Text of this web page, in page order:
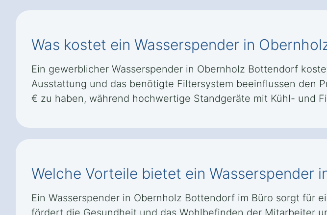
Was kostet ein Wasserspender in
Ein gewerblicher Wasserspender in Obernholz Bottendorf
Ausstattung und das benötigte Filtersystem beeinflussen den
€ zu haben, während hochwertige Standgeräte mit Kühl- und
Welche Vorteile bietet ein Wasserspender
Ein Wasserspender in Obernholz Bottendorf im Büro sorgt für
fördert die Gesundheit und das Wohlbefinden der Mitarbeiter